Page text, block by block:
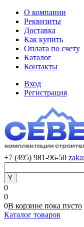
О компании
Реквизиты
Доставка
Как купить
Оплата по счету
Каталог
Контакты
Вход
Регистрация
+7 (495) 981-96-50
0
0
0В корзине пока пусто
Каталог товаров